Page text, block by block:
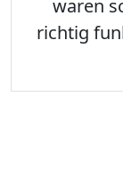
waren
richtig